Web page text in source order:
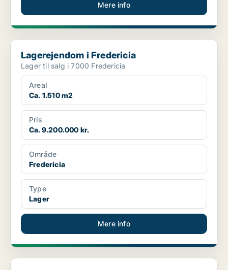
Mere info
Lagerejendom i Fredericia
Lagerejendom i Fredericia
Lager til salg i 7000 Fredericia
Areal
Ca. 1.510 m2
Pris
Ca. 9.200.000 kr.
Område
Fredericia
Type
Lager
Mere info
Lagerejendom i Esbjerg N